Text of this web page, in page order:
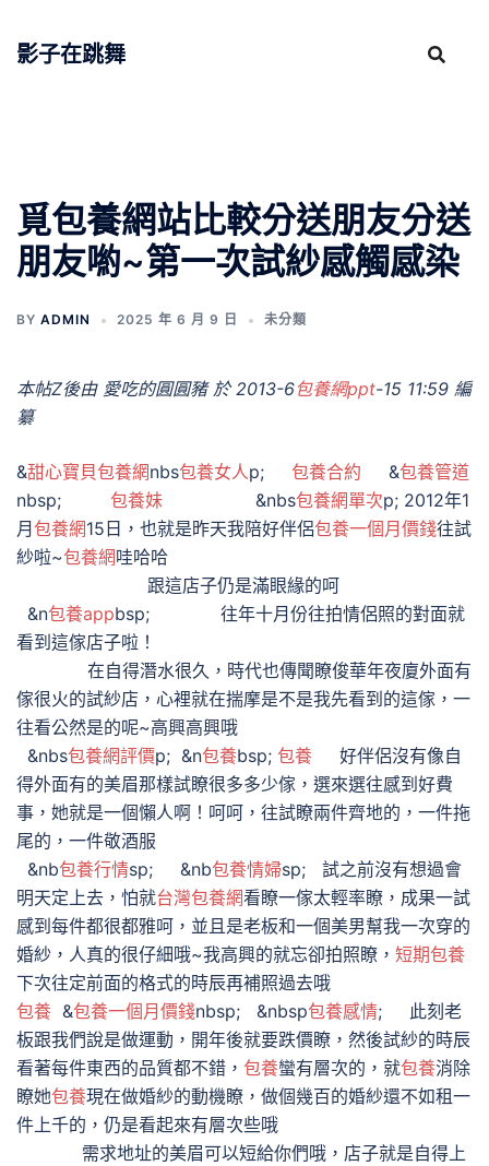
影子在跳舞
覓包養網站比較分送朋友分送
朋友喲~第一次試紗感觸感染
BY ADMIN 2025 年 6 月 9 日 未分類
本帖Z後由 愛吃的圓圓豬 於 2013-6包養網ppt-15 11:59 編
纂
&甜心寶貝包養網nbs包養女人p; 包養合約 &包養管道
nbsp; 包養妹 &nbs包養網單次p; 2012年1
月 包養網15日，也就是昨天我陪好伴侶包養一個月價錢往試
紗啦~包養網哇哈哈
跟這店子仍是滿眼緣的呵
&n包養appbsp; 往年十月份往拍情侶照的對面就
看到這傢店子啦！
在自得潛水很久，時代也傳聞瞭俊華年夜廈外面有
傢很火的試紗店，心裡就在揣摩是不是我先看到的這傢，一
往看公然是的呢~高興高興哦
&nbs包養網評價p; &n包養bsp; 包養 好伴侶沒有像自
得外面有的美眉那樣試瞭很多多少傢，選來選往感到好費
事，她就是一個懶人啊！呵呵，往試瞭兩件齊地的，一件拖
尾的，一件敬酒服
&nb包養行情sp; &nb包養情婦sp; 試之前沒有想過會
明天定上去，怕就台灣包養網看瞭一傢太輕率瞭，成果一試
感到每件都很都雅呵，並且是老板和一個美男幫我一次穿的
婚紗，人真的很仔細哦~我高興的就忘卻拍照瞭， 短期包養
下次往定前面的格式的時辰再補照過去哦
包養 &包養一個月價錢nbsp; &nbsp包養感情; 此刻老
板跟我們說是做運動，開年後就要跌價瞭，然後試紗的時辰
看著每件東西的品質都不錯， 包養蠻有層次的，就包養消除
瞭她包養現在做婚紗的動機瞭，做個幾百的婚紗還不如租一
件上千的，仍是看起來有層次些哦
需求地址的美眉可以短給你們哦，店子就是自得上